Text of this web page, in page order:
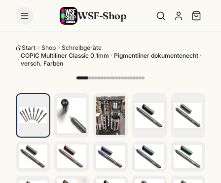
WSF-Shop
Start Shop
Schreibgeräte
COPIC Multiliner Classic 0,1mm · Pigmentliner dokumentenecht ·
versch. Farben